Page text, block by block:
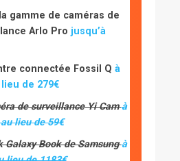
gamme de caméras de
Arlo Pro jusqu’à
connectée Fossil Q à
lieu de 279€
de surveillance Yi Camà
lieu de 59€
Galaxy Book de Samsungà